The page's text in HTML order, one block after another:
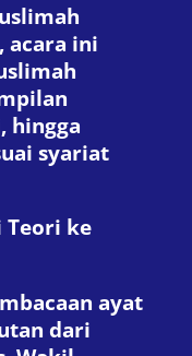
acara ini
hingga
syariat
Teori ke
ayat
dari